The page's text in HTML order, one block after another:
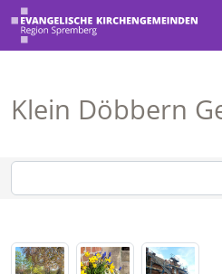
Klein Döbbern